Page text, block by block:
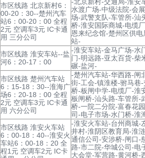
市区线路 北京新村6：
00-20：30--楚州汽车
站6：00-20：00 全程
2元 空调车3元 IC卡通
用 三分公司
水渡广场-中级法院-会
场-武警支队-车管所-汕
桥-淮安国际商城-电缆
恩来纪念馆-楚州区供
站-
市区线路 淮安车站--盐
河6：20-17：00
-淮安车站-金马广场-水
门-明远路-亚太百货-柴
碾-盐河-
市区线路 楚州汽车站
6：15-18：30--淮海广
场6：20-18：00 全程
2元 空调车3元 IC卡通
用 六分公司
-楚州汽车站-华西路-闸
街-工会-镇淮楼-驸马巷
桥-板闸中学-电缆厂-淮
板闸桥-汕头路-车管所-
桥-一院二分院-富春花
司-电子市场-水门桥-淮
市区线路 淮安火车站
6：00-18：40--淮安火
车站6：00-18：20 全
程1元 空调车2元 IC卡
-淮安火车站-台州商城-
井村-淮阴区教育局-淮
通信公司-安涉桥-闸口-
路-市二院-华城公司-电
大会堂-军营路-黄河桥-